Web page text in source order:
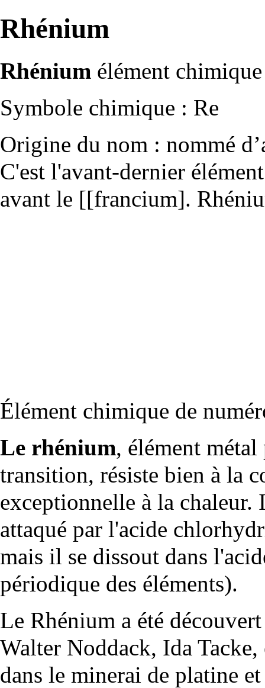
Rhénium
Rhénium élément
Symbole chimique : Re
Origine du nom : nommé
C'est l'avant-dernier
avant le [[francium].
Élément chimique de
Le rhénium, élément métal
transition, résiste bien à la
exceptionnelle à la
attaqué par l'acide
mais il se dissout dans
périodique des éléments).
Le Rhénium a été
Walter Noddack, Ida
dans le minerai de platine